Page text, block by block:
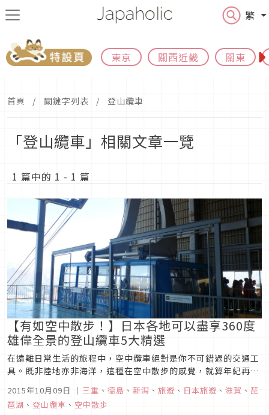
繁
東京 關西近畿 關東
首頁 關鍵字列表 登山纜車
「登山纜車」相關文章一覽
1 篇中的 1 - 1 篇
【有如空中散步！】日本各地可以盡享360度
雄偉全景的登山纜車5大精選
在遠離日常生活的旅程中，空中纜車絕對是你不可錯過的交通工
具。既非陸地亦非海洋，這種在空中散步的感覺，就算年紀再大
賞日本四季絕佳美景的新選擇！御在所空中纜車（三重）來源：
Kazu2011御在所岳位於三重縣的鈴鹿國定公園內，海拔1,212
2015年10月09日 ｜ 三重 、 德島 、 新潟 、 旅遊 、 日本旅遊 、 滋賀 、 琵
琶湖 、 登山纜車 、 空中散步